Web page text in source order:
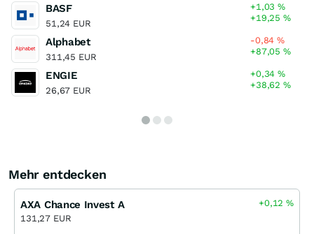
BASF
51,24 EUR
+1,03%
+19,25%
Alphabet
311,45 EUR
-0,84%
+87,05%
ENGIE
26,67 EUR
+0,34%
+38,62%
Mehr entdecken
AXA Chance Invest A
131,27 EUR
+0,12%